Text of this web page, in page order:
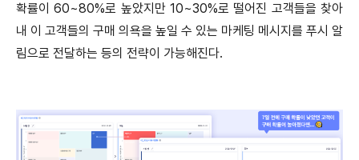
확률이 60~80%로 높았지만 10~30%로 떨어진 고객들을 찾아
내 이 고객들의 구매 의욕을 높일 수 있는 마케팅 메시지를 푸시 알
림으로 전달하는 등의 전략이 가능해진다.